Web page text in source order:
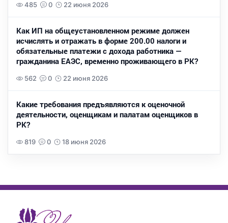
485 0 22 июня 2026
Как ИП на общеустановленном режиме должен
исчислять и отражать в форме 200.00 налоги и
обязательные платежи с дохода работника —
гражданина ЕАЭС, временно проживающего в РК?
562 0 22 июня 2026
Какие требования предъявляются к оценочной
деятельности, оценщикам и палатам оценщиков в
РК?
819 0 18 июня 2026